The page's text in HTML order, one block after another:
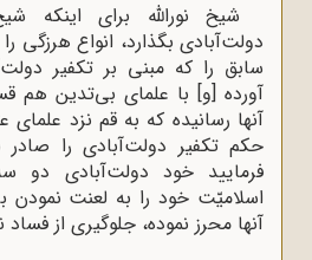
شیخ نورالله‌ براى اینکه
دولت‌آبادى بگذارد، انواع هرزگى
سابق را که مبنى بر تکفیر
آورده [و] با علماى بى‌تدین هم
آنها رسانیده که به قم نزد علماى
حکم تکفیر دولت‌آبادى را صادر
فرمایید خود دولت‌آبادى دو
اسلامیّت خود را به لعنت نمودن
آنها محرز نموده، جلوگیرى از فساد